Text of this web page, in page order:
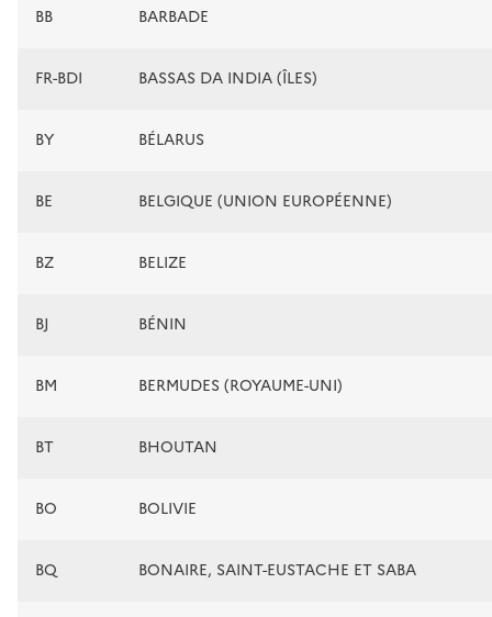
BB BARBADE
FR-BDI BASSAS DA INDIA (ÎLES)
BY BÉLARUS
BE BELGIQUE (UNION EUROPÉENNE)
BZ BELIZE
BJ BÉNIN
BM BERMUDES (ROYAUME-UNI)
BT BHOUTAN
BO BOLIVIE
BQ BONAIRE, SAINT-EUSTACHE ET SABA